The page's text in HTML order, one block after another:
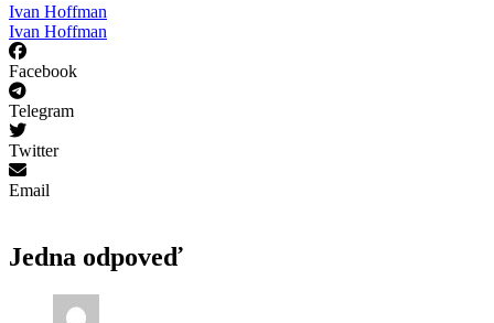
Ivan Hoffman
Ivan Hoffman
Facebook
Telegram
Twitter
Email
Jedna odpoveď